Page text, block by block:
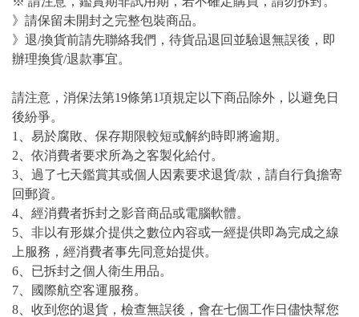
》請保留未開封之完整包裝商品。
》退/換貨前請先聯絡我們，待貨品退回並驗退無誤後，即
辦理換貨/退款事宜。
請注意，消保法第19條第1項規定以下商品除外，以避免日
後紛爭。
1、易於腐敗、保存期限較短或解約時即將逾期。
2、依消費者要求所為之客製化給付。
3、過了七天鑑賞其或個人因素要求退貨/款，請自行負擔寄
回郵資。
4、經消費者拆封之影音商品或電腦軟體。
5、非以有形媒介提供之數位內容或一經提供即為完成之線
上服務，經消費者事先同意始提供。
6、已拆封之個人衛生用品。
7、國際航空客運服務。
8、收到您的退貨，檢查無誤後，會在七個工作日儘快幫您